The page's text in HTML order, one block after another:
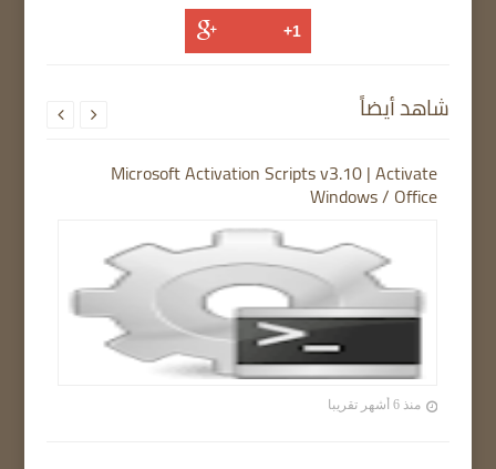
شاهد أيضاً
Microsoft Activation Scripts v3.10 | Activate
Windows / Office
منذ 6 أشهر تقريبا
 